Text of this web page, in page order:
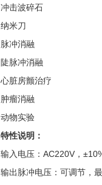
冲击波碎石
纳米刀
脉冲消融
陡脉冲消融
心脏房颤治疗
肿瘤消融
动物实验
特性说明：
输入电压：AC220V，
输出脉冲电压：可调节，